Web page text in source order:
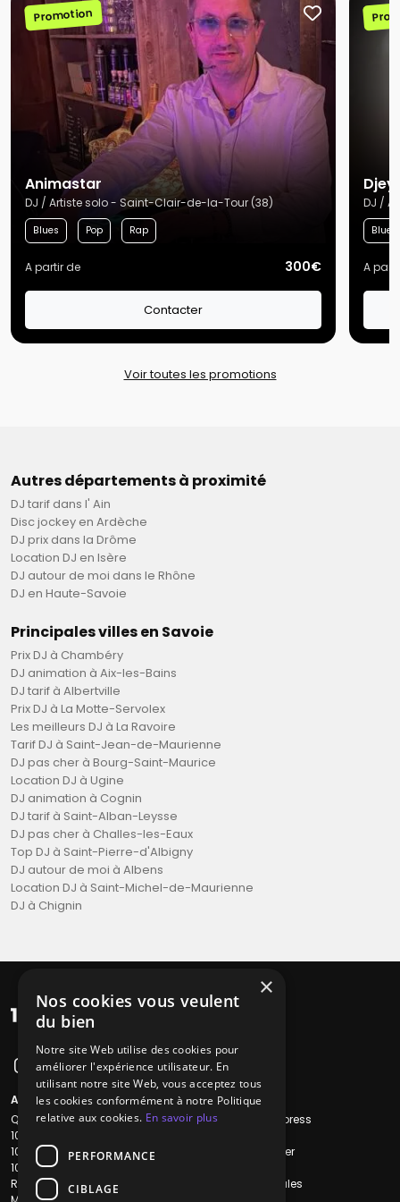
Promotion
Animastar
DJ / Artiste solo - Saint-Clair-de-la-Tour (38)
Blues Pop Rap
A partir de 300€
Contacter
DJ /
Blues
A
Voir toutes les promotions
Autres départements à proximité
DJ tarif dans l' Ain
Disc jockey en Ardèche
DJ prix dans la Drôme
Location DJ en Isère
DJ autour de moi dans le Rhône
DJ en Haute-Savoie
Principales villes en Savoie
Prix DJ à Chambéry
DJ animation à Aix-les-Bains
DJ tarif à Albertville
Prix DJ à La Motte-Servolex
Les meilleurs DJ à La Ravoire
Tarif DJ à Saint-Jean-de-Maurienne
DJ pas cher à Bourg-Saint-Maurice
Location DJ à Ugine
DJ animation à Cognin
DJ tarif à Saint-Alban-Leysse
DJ pas cher à Challes-les-Eaux
Top DJ à Saint-Pierre-d'Albigny
DJ autour de moi à Albens
Location DJ à Saint-Michel-de-Maurienne
DJ à Chignin
A propos
Qui sommes-nous ?
1001Salles
1001Salles PRO
1001Traiteurs
Reserverunbar
Liens utiles
Recherche Express
Nous contacter
Mentions légales
×
Nos cookies vous veulent
du bien
Notre site Web utilise des cookies pour
améliorer l'expérience utilisateur. En
utilisant notre site Web, vous acceptez tous
les cookies conformément à notre Politique
relative aux cookies. En savoir plus
PERFORMANCE
CIBLAGE